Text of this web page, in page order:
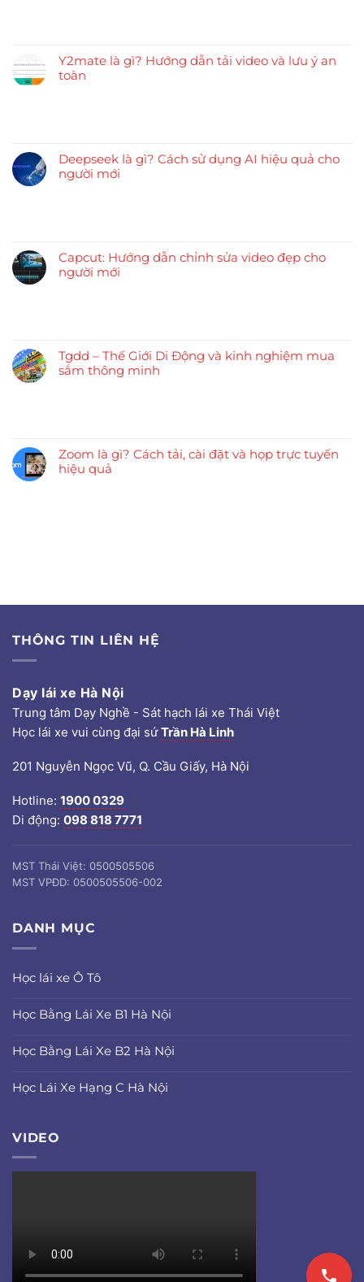
Y2mate là gì? Hướng dẫn tải video và lưu ý an
toàn
Deepseek là gì? Cách sử dụng AI hiệu quả cho
người mới
Capcut: Hướng dẫn chỉnh sửa video đẹp cho
người mới
Tgdd – Thế Giới Di Động và kinh nghiệm mua
sắm thông minh
Zoom là gì? Cách tải, cài đặt và họp trực tuyến
hiệu quả
THÔNG TIN LIÊN HỆ
Dạy lái xe Hà Nội
Trung tâm Dạy Nghề - Sát hạch lái xe Thái Việt
Học lái xe vui cùng đại sứTrần Hà Linh
201 Nguyễn Ngọc Vũ, Q. Cầu Giấy, Hà Nội
Hotline: 1900 0329
Di động: 098 818 7771
MST Thái Việt: 0500505506
MST VPĐD: 0500505506-002
DANH MỤC
Học lái xe Ô Tô
Học Bằng Lái Xe B1 Hà Nội
Học Bằng Lái Xe B2 Hà Nội
Học Lái Xe Hạng C Hà Nội
VIDEO